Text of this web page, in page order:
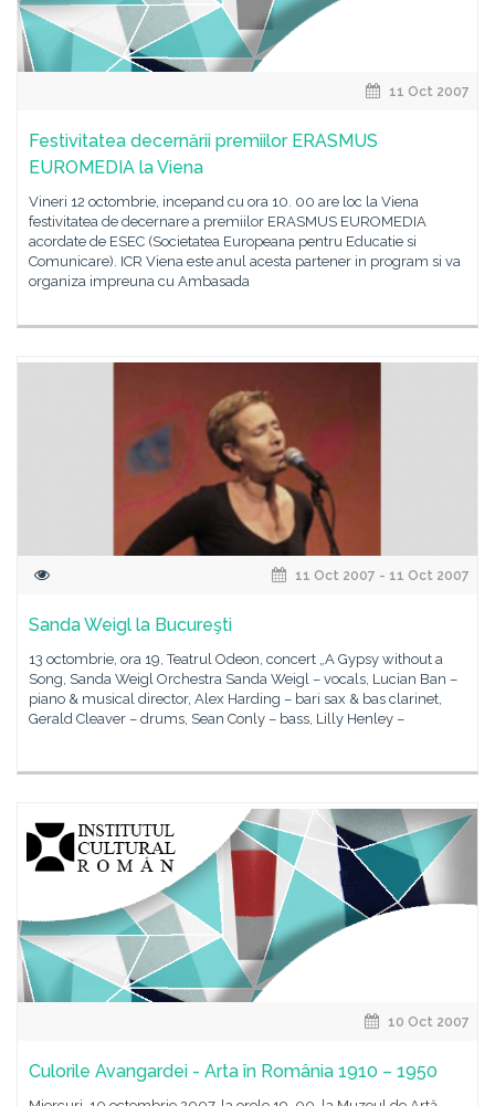
11 Oct 2007
Festivitatea decernării premiilor ERASMUS
EUROMEDIA la Viena
Vineri 12 octombrie, incepand cu ora 10. 00 are loc la Viena
festivitatea de decernare a premiilor ERASMUS EUROMEDIA
acordate de ESEC (Societatea Europeana pentru Educatie si
Comunicare). ICR Viena este anul acesta partener in program si va
organiza impreuna cu Ambasada
11 Oct 2007 - 11 Oct 2007
Sanda Weigl la Bucureşti
13 octombrie, ora 19, Teatrul Odeon, concert „A Gypsy without a
Song, Sanda Weigl Orchestra Sanda Weigl – vocals, Lucian Ban –
piano & musical director, Alex Harding – bari sax & bas clarinet,
Gerald Cleaver – drums, Sean Conly – bass, Lilly Henley –
10 Oct 2007
Culorile Avangardei - Arta în România 1910 – 1950